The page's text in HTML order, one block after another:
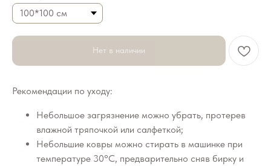
Нет в наличии
Рекомендации по уходу:
Небольшое загрязнение можно убрать, протерев
влажной тряпочкой или салфеткой;
Небольшие ковры можно стирать в машинке при
температуре 30°C, предварительно сняв бирку и